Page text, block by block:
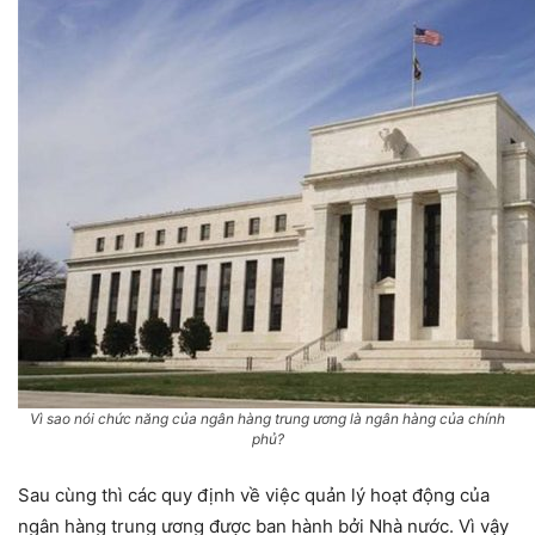
Vì sao nói chức năng của ngân hàng trung ương là ngân hàng của chính
phủ?
Sau cùng thì các quy định về việc quản lý hoạt động của
ngân hàng trung ương được ban hành bởi Nhà nước. Vì vậy